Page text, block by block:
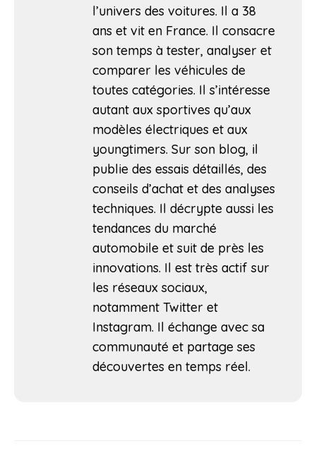
l’univers des voitures. Il a 38
ans et vit en France. Il consacre
son temps à tester, analyser et
comparer les véhicules de
toutes catégories. Il s’intéresse
autant aux sportives qu’aux
modèles électriques et aux
youngtimers. Sur son blog, il
publie des essais détaillés, des
conseils d’achat et des analyses
techniques. Il décrypte aussi les
tendances du marché
automobile et suit de près les
innovations. Il est très actif sur
les réseaux sociaux,
notamment Twitter et
Instagram. Il échange avec sa
communauté et partage ses
découvertes en temps réel.